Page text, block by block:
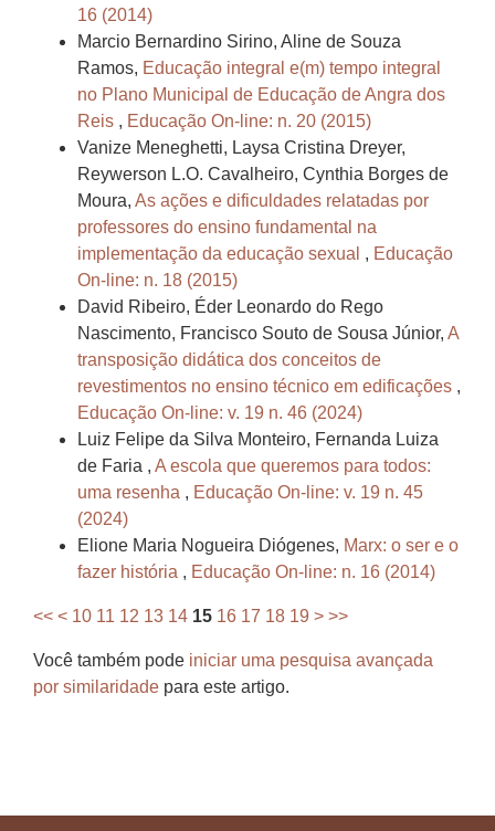
16 (2014)
Marcio Bernardino Sirino, Aline de Souza
Ramos, Educação integral e(m) tempo integral
no Plano Municipal de Educação de Angra dos
Reis , Educação On-line: n. 20 (2015)
Vanize Meneghetti, Laysa Cristina Dreyer,
Reywerson L.O. Cavalheiro, Cynthia Borges de
Moura, As ações e dificuldades relatadas por
professores do ensino fundamental na
implementação da educação sexual , Educação
On-line: n. 18 (2015)
David Ribeiro, Éder Leonardo do Rego
Nascimento, Francisco Souto de Sousa Júnior, A
transposição didática dos conceitos de
revestimentos no ensino técnico em edificações ,
Educação On-line: v. 19 n. 46 (2024)
Luiz Felipe da Silva Monteiro, Fernanda Luiza
de Faria , A escola que queremos para todos:
uma resenha , Educação On-line: v. 19 n. 45
(2024)
Elione Maria Nogueira Diógenes, Marx: o ser e o
fazer história , Educação On-line: n. 16 (2014)
<< < 10 11 12 13 14 15 16 17 18 19 > >>
Você também pode iniciar uma pesquisa avançada
por similaridade para este artigo.